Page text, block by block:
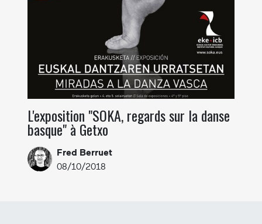
L'exposition "SOKA, regards sur la danse
basque" à Getxo
Fred Berruet
08/10/2018